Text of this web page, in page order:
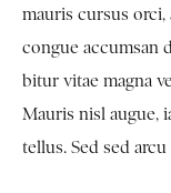
mauris cursus
congue accumsan
bitur vitae magna
Mauris nisl augue,
tellus. Sed sed